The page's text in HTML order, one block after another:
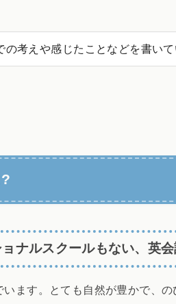
の考えや感じたことなどを書い
ナルスクールもない、英
ます。とても自然が豊かで、の